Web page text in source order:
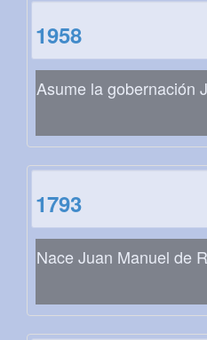
1958
Asume la gobernación
1793
Nace Juan Manuel de